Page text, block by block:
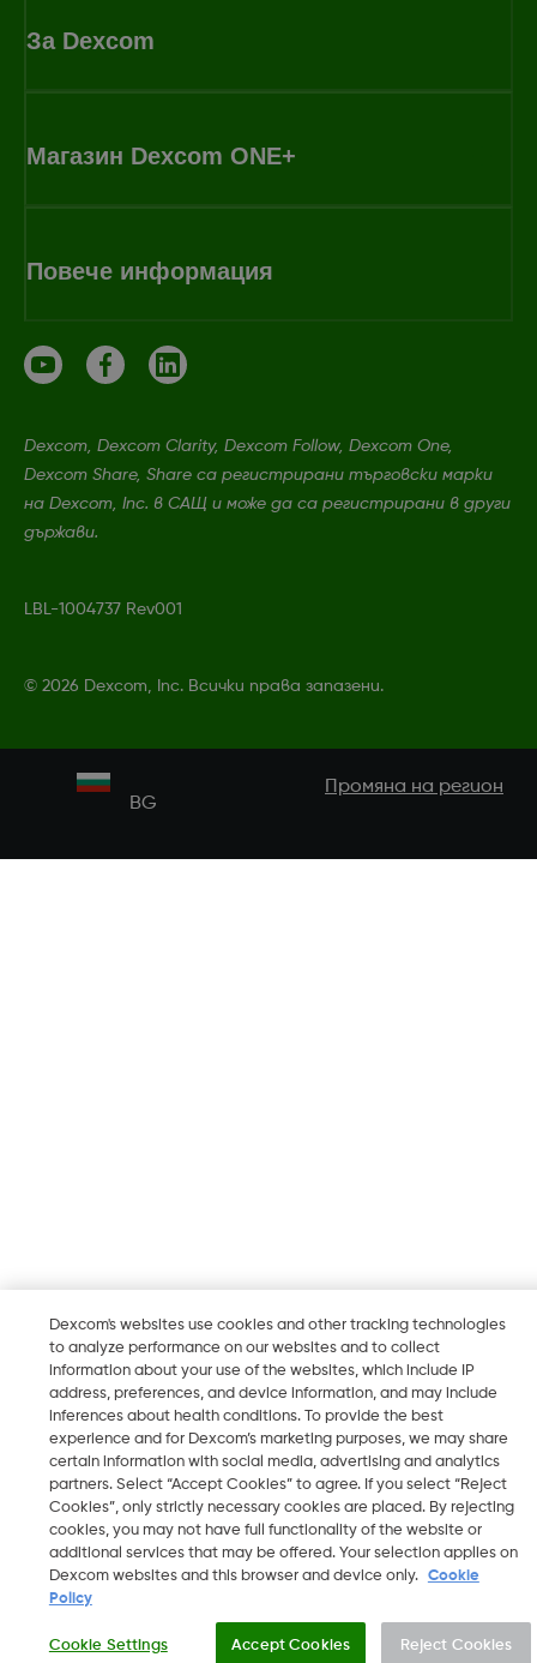
За Dexcom
Магазин Dexcom ONE+
Повече информация
Dexcom, Dexcom Clarity, Dexcom Follow, Dexcom One,
Dexcom Share, Share са регистрирани търговски марки
на Dexcom, Inc. в САЩ и може да са регистрирани в други
държави.
LBL-1004737 Rev001
© 2026 Dexcom, Inc. Всички права запазени.
BG
Промяна на регион
Dexcom's websites use cookies and other tracking technologies
to analyze performance on our websites and to collect
information about your use of the websites, which include IP
address, preferences, and device information, and may include
inferences about health conditions. To provide the best
experience and for Dexcom’s marketing purposes, we may share
certain information with social media, advertising and analytics
partners. Select “Accept Cookies” to agree. If you select “Reject
Cookies”, only strictly necessary cookies are placed. By rejecting
cookies, you may not have full functionality of the website or
additional services that may be offered. Your selection applies on
Dexcom websites and this browser and device only.
Cookie
Policy
Cookie Settings Reject Cookies
Accept Cookies